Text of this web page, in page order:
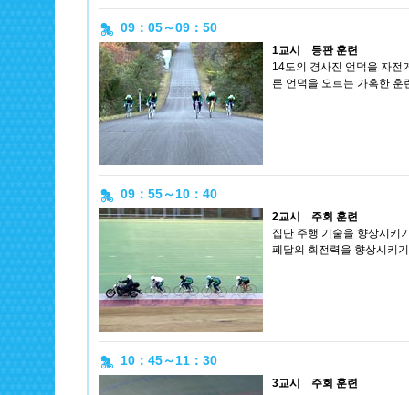
09：05～09：50
1교시 등판 훈련
14도의 경사진 언덕을 자전
른 언덕을 오르는 가혹한 훈
09：55～10：40
2교시 주회 훈련
집단 주행 기술을 향상시키
페달의 회전력을 향상시키
10：45～11：30
3교시 주회 훈련